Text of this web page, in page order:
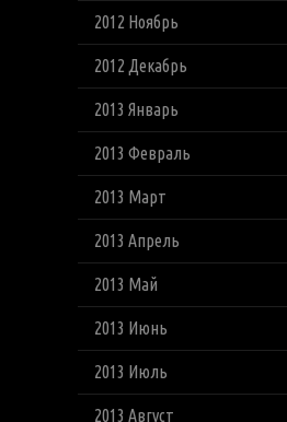
2012 Ноябрь
2012 Декабрь
2013 Январь
2013 Февраль
2013 Март
2013 Апрель
2013 Май
2013 Июнь
2013 Июль
2013 Август